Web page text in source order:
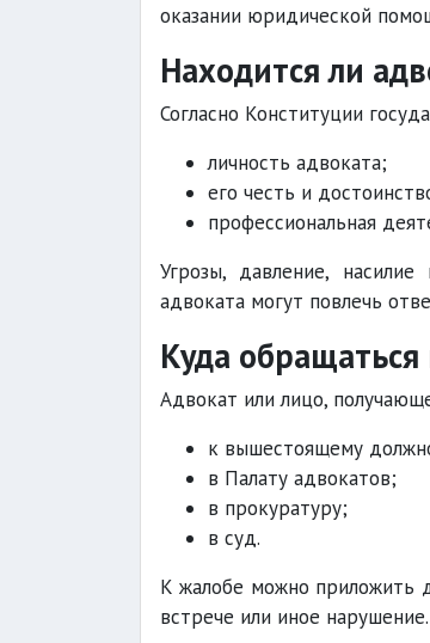
оказании юридической
Находится ли
Согласно Конституции
личность адвоката;
его честь и
профессиональная
Угрозы, давление, насилие
адвоката могут повлечь
Куда
Адвокат или лицо,
к вышестоящему
в Палату адвокатов;
в прокуратуру;
в суд.
К жалобе можно приложить
встрече или иное нарушение.